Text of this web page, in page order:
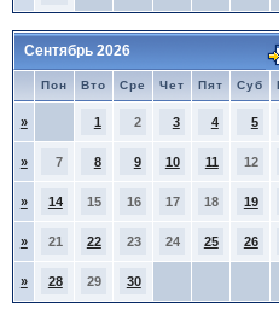
Сентябрь 2026
Пон Вто Сре Чет Пят Суб
» 1 2 3 4 5
» 7 8 9 10 11 12
» 14 15 16 17 18 19
» 21 22 23 24 25 26
» 28 29 30